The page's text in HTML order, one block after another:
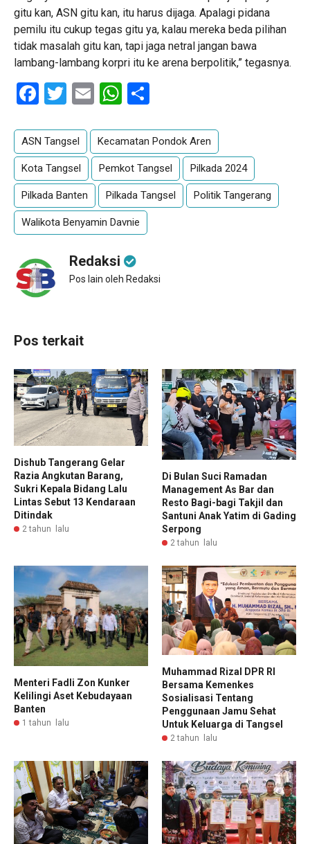
gitu kan, ASN gitu kan, itu harus dijaga. Apalagi pidana
pemilu itu cukup tegas gitu ya, kalau mereka beda pilihan
tidak masalah gitu kan, tapi jaga netral jangan bawa
lambang-lambang korpri itu ke arena berpolitik,” tegasnya.
Facebook
Twitter
EmailWhatsApp
ASN Tangsel Kecamatan Pondok Aren
Kota Tangsel Pemkot Tangsel Pilkada 2024
Pilkada Banten Pilkada Tangsel Politik Tangerang
Walikota Benyamin Davnie
Redaksi
Pos lain oleh Redaksi
Pos terkait
Dishub Tangerang Gelar
Razia Angkutan Barang,
Sukri Kepala Bidang Lalu
Lintas Sebut 13 Kendaraan
Ditindak
2 tahun lalu
Di Bulan Suci Ramadan
Management As Bar dan
Resto Bagi-bagi Takjil dan
Santuni Anak Yatim di Gading
Serpong
2 tahun lalu
Menteri Fadli Zon Kunker
Kelilingi Aset Kebudayaan
Banten
1 tahun lalu
Muhammad Rizal DPR RI
Bersama Kemenkes
Sosialisasi Tentang
Penggunaan Jamu Sehat
Untuk Keluarga di Tangsel
2 tahun lalu